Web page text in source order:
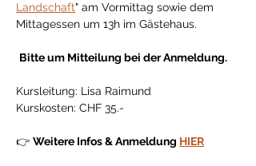
Landschaft" am Vormittag sowie dem
Mittagessen um 13h im Gästehaus.
Bitte um Mitteilung bei der Anmeldung.
Kursleitung: Lisa Raimund
Kurskosten: CHF 35.-
👉 Weitere Infos & Anmeldung HIER